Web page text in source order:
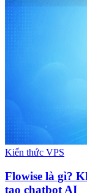
Kiến thức VPS
Flowise là gì?
tạo chatbot AI